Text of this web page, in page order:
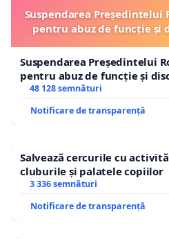
Suspendarea Președintelui
pentru abuz de funcție și
Suspendarea Președintelui
pentru abuz de funcție și
48 128 semnături
Notificare de transparență
Salvează cercurile cu
cluburile și palatele copiilor
3 336 semnături
Notificare de transparență